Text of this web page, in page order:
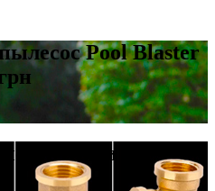
Pool Blaster
фитинги в